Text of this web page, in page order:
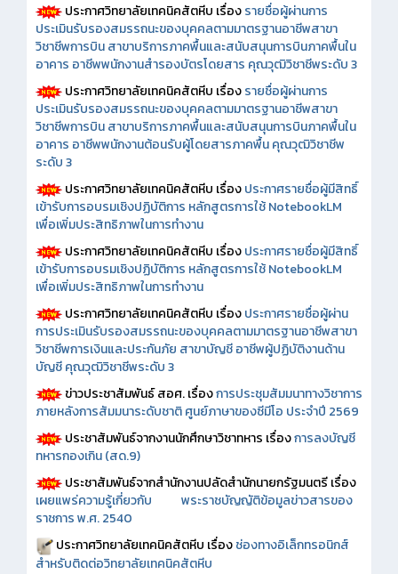
ประกาศวิทยาลัยเทคนิคสัตหีบ เรื่องรายชื่อผู้ผ่านการ
ประเมินรับรองสมรรถนะของบุคคลตามมาตรฐานอาชีพสาขา
วิชาชีพการบิน สาขาบริการภาคพื้นและสนับสนุนการบินภาคพื้นใน
อาคาร อาชีพพนักงานสำรองบัตรโดยสาร คุณวุฒิวิชาชีพระดับ 3
ประกาศวิทยาลัยเทคนิคสัตหีบ เรื่องรายชื่อผู้ผ่านการ
ประเมินรับรองสมรรถนะของบุคคลตามมาตรฐานอาชีพสาขา
วิชาชีพการบิน สาขาบริการภาคพื้นและสนับสนุนการบินภาคพื้นใน
อาคาร อาชีพพนักงานต้อนรับผู้โดยสารภาคพื้น คุณวุฒิวิชาชีพ
ระดับ 3
ประกาศวิทยาลัยเทคนิคสัตหีบ เรื่องประกาศรายชื่อผู้มีสิทธิ์
เข้ารับการอบรมเชิงปฏิบัติการ หลักสูตรการใช้ NotebookLM
เพื่อเพิ่มประสิทธิภาพในการทำงาน
ประกาศวิทยาลัยเทคนิคสัตหีบ เรื่องประกาศรายชื่อผู้มีสิทธิ์
เข้ารับการอบรมเชิงปฏิบัติการ หลักสูตรการใช้ NotebookLM
เพื่อเพิ่มประสิทธิภาพในการทำงาน
ประกาศวิทยาลัยเทคนิคสัตหีบ เรื่องประกาศรายชื่อผู้ผ่าน
การประเมินรับรองสมรรถนะของบุคคลตามมาตรฐานอาชีพสาขา
วิชาชีพการเงินและประกันภัย สาขาบัญชี อาชีพผู้ปฏิบัติงานด้าน
บัญชี คุณวุฒิวิชาชีพระดับ 3
ข่าวประชาสัมพันธ์ สอศ.เรื่องการประชุมสัมมนาทางวิชาการ
ภายหลังการสัมมนาระดับชาติ ศูนย์ภาษาของซีมีโอ ประจำปี 2569
ประชาสัมพันธ์จากงานนักศึกษาวิชาทหาร เรื่องการลงบัญชี
ทหารกองเกิน (สด.9)
ประชาสัมพันธ์จากสำนักงานปลัดสำนักนายกรัฐมนตรี เรื่อง
เผยแพร่ความรู้เกี่ยวกับ พระราชบัญญัติข้อมูลข่าวสารของ
ราชการ พ.ศ. 2540
ประกาศวิทยาลัยเทคนิคสัตหีบ เรื่องช่องทางอิเล็กทรอนิกส์
สำหรับติดต่อวิทยาลัยเทคนิคสัตหีบ